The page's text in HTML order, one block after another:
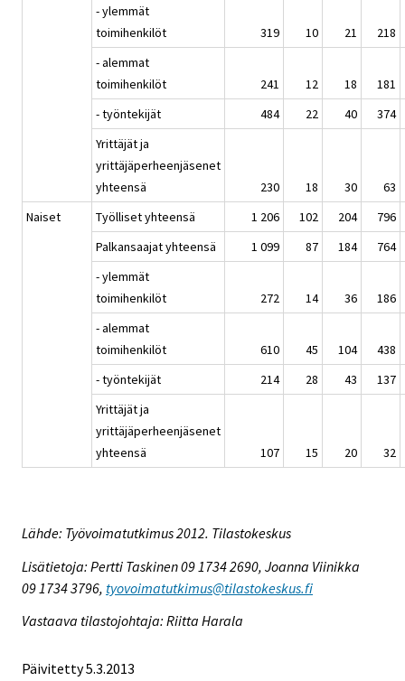
- ylemmät
toimihenkilöt
319 10 21
218
- alemmat
toimihenkilöt
241 12 18
181
- työntekijät
484 22 40
374
Yrittäjät ja
yrittäjäperheenjäsenet
yhteensä
230 18 30
63
Naiset
Työlliset yhteensä 1 206 102 204
796
Palkansaajat yhteensä
1 099 87 184
764
- ylemmät
toimihenkilöt
272 14 36
186
- alemmat
toimihenkilöt
610 45 104
438
- työntekijät
214 28 43
137
Yrittäjät ja
yrittäjäperheenjäsenet
yhteensä
107 15 20 32
Lähde: Työvoimatutkimus 2012. Tilastokeskus
Lisätietoja: Pertti Taskinen 09 1734 2690, Joanna Viinikka
09 1734 3796, tyovoimatutkimus@tilastokeskus.fi
Vastaava tilastojohtaja: Riitta Harala
Päivitetty 5.3.2013